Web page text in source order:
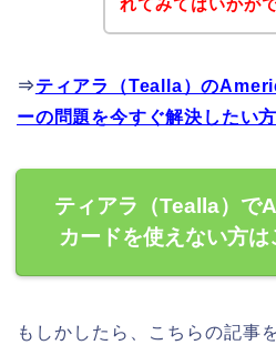
れてみてはいかが
⇒ティアラ（Tealla）の
ーの問題を今すぐ解決したい
ティアラ（Tealla）
カードを使えない方
もしかしたら、こちらの記事